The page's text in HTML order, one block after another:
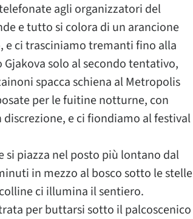
agli organizzatori del
e tutto si colora di un arancione
e ci trasciniamo tremanti fino alla
solo al secondo tentativo,
spacca schiena al Metropolis
per le fuitine notturne, con
e ci fiondiamo al festival
si piazza nel posto più lontano dal
in mezzo al bosco sotto le stelle
ci illumina il sentiero.
per buttarsi sotto il palcoscenico